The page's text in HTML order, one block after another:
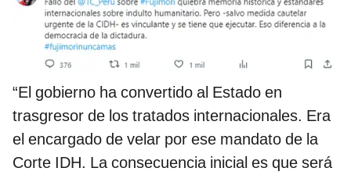
“El gobierno ha convertido al Estado en
trasgresor de los tratados internacionales. Era
el encargado de velar por ese mandato de la
Corte IDH. La consecuencia inicial es que será